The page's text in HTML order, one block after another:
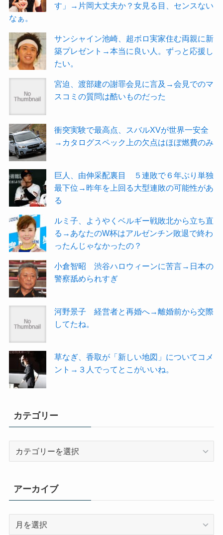
す」→片岡大丈夫か？女見る目、センスない
なぁ。
サンシャイン池崎、超ボロ実家住む両親に新
築プレゼント→本当に良い人。ずっと応援し
たい。
宮迫、渡部建の謝罪会見に言及→会見でのマ
スコミの質問は酷いものだった
衝突実験で最高点、スバルXVが世界一安全
→カタログスペック上の欠点はほぼ燃費のみ
巨人、由伸采配裏目 ５連敗で６年ぶり単独
最下位→昨年を上回る大型連敗の可能性があ
る
ルミ子、ようやくベルギー戦敗北から立ち直
る→あなたのW杯はアルゼンチン敗退で終わ
ったんじゃなかったの？
小倉智昭 渋谷ハロウィーンに苦言→日本の
警察舐められすぎ
河野景子 経営者と再婚へ→離婚前から交際
してたね。
草なぎ、香取が「新しい地図」についてコメ
ント→３人でってとこがいいね。
カテゴリー
リ
ー
アーカイブ